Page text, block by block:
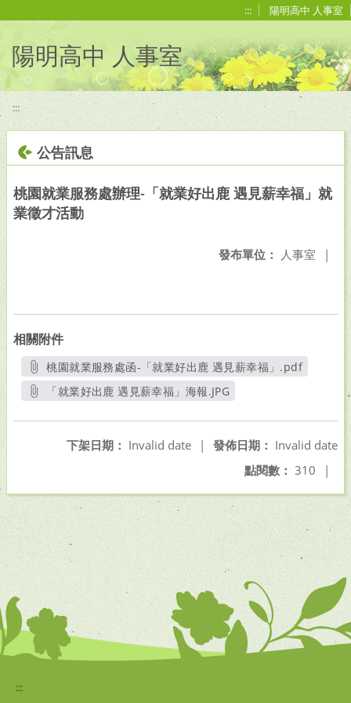
::: 陽明高中 人事室
陽明高中 人事室
:::
公告訊息
桃園就業服務處辦理-「就業好出鹿 遇見薪幸福」就
業徵才活動
發布單位： 人事室 |
相關附件
桃園就業服務處函-「就業好出鹿 遇見薪幸福」.pdf
另開新視窗
「就業好出鹿 遇見薪幸福」海報.JPG
發佈日期： Invalid date
下架日期： Invalid date
|
點閱數： 310 |
:::